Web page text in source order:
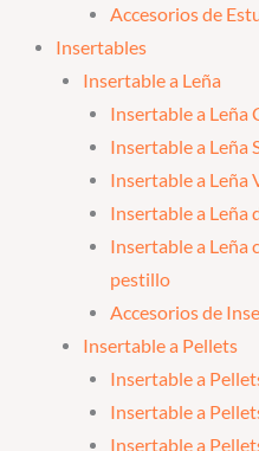
Accesorios de
Insertables
Insertable a Leña
Insertable a Leña
Insertable a Leña
Insertable a Leña
Insertable a Leña
Insertable a Leña
pestillo
Accesorios de
Insertable a Pellets
Insertable a
Insertable a
Insertable a